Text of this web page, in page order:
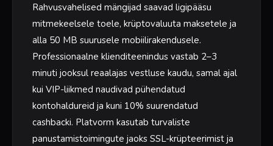
Rahvusvahelised mängijad saavad ligipääsu
mitmekeelsele toele, krüptovaluuta maksetele ja
alla 50 MB suurusele mobiilirakendusele.
Professionaalne klienditeenindus vastab 2–3
minuti jooksul reaalajas vestluse kaudu, samal ajal
kui VIP-liikmed naudivad pühendatud
kontohaldureid ja kuni 10% suurendatud
cashbacki. Platvorm kasutab turvaliste
panustamistoimingute jaoks SSL-krüpteerimist ja